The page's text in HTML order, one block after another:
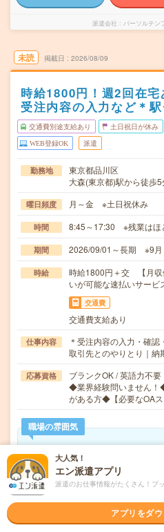
派遣会社 パーソルテン
未読 掲載日 2026/08/09
時給1800円！週2回在宅
受注内容の入力など＊駅
交通費別途支給あり 土日祝日が休み
WEB登録OK 派遣
勤務地
東京都品川区
大森(東京都)駅から徒歩
曜日頻度 月～金 ※土日祝休み
時間 8:45～17:30 ※残業はほ
期間 2026/09/01～長期 ※9月
時給
時給1800円＋交 【月
いが可能な速払いサービ
交通費
交通費支給あり
仕事内容
＊受注内容の入力・確
取引先とのやりとり｜
応募資格
ブランクOK / 英語力不要
◆業界経験問いません！
がある方◆【必要なOA
職場の雰囲気
年齢層
20代
男女比率
女性
大人気！
エン派遣アプリ
派遣のお仕事情報がたくさん！プ
アプリをダ